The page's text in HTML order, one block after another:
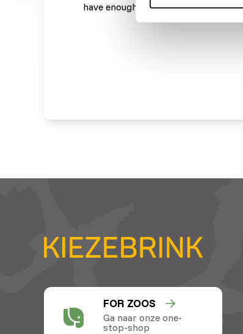
have enough time to take in the
FOR ZOOS
Ga naar onze one-
stop-shop